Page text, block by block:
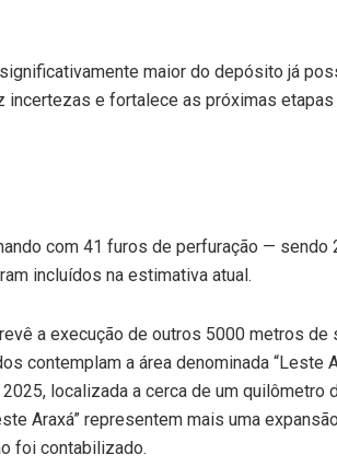
maior do depósito já
incertezas e fortalece as próximas
com 41 furos de perfuração — sendo
incluídos na estimativa atual.
a execução de outros 5000 metros de
contemplam a área denominada “Leste
localizada a cerca de um quilômetro
Araxá” representem mais uma
foi contabilizado.